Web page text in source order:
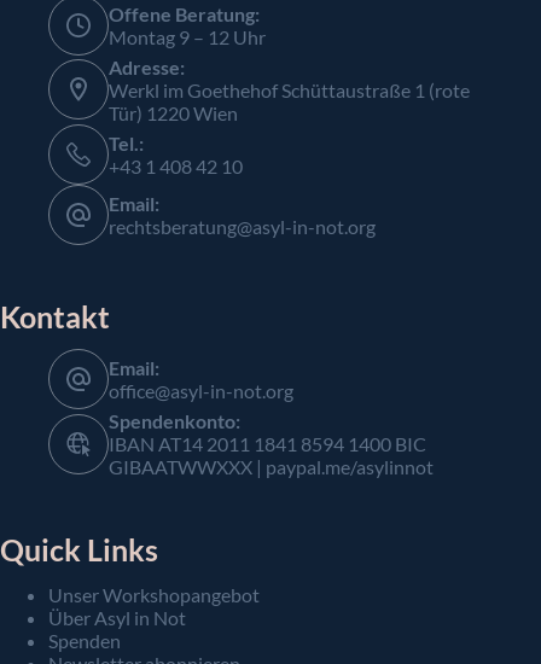
Offene Beratung:
Montag 9 – 12 Uhr
Adresse:
Werkl im Goethehof Schüttaustraße 1 (rote
Tür) 1220 Wien
Tel.:
+43 1 408 42 10
Email:
rechtsberatung@asyl-in-not.org
Kontakt
Email:
office@asyl-in-not.org
Spendenkonto:
IBAN AT14 2011 1841 8594 1400 BIC
GIBAATWWXXX | paypal.me/asylinnot
Quick Links
Unser Workshopangebot
Über Asyl in Not
Spenden